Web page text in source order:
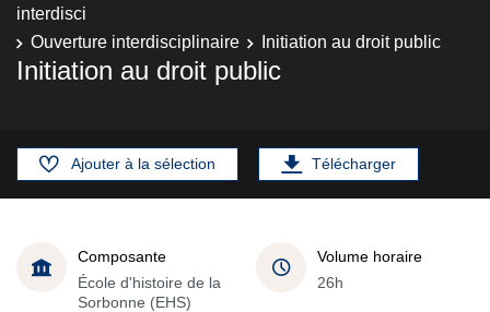
interdisci
Ouverture interdisciplinaire
Initiation au droit public
Initiation au droit public
Ajouter à la sélection Télécharger
Composante
École d'histoire de la
Sorbonne (EHS)
Volume horaire
26h